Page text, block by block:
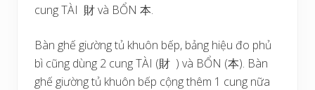
cung TÀI 財 và BỔN 本.
Bàn ghế giường tủ khuôn bếp, bảng hiệu đo phủ
bì cũng dùng 2 cung TÀI (財 ) và BỔN (本). Bàn
ghế giường tủ khuôn bếp cộng thêm 1 cung nữa